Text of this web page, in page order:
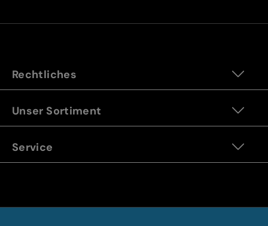
Rechtliches
Unser Sortiment
Service